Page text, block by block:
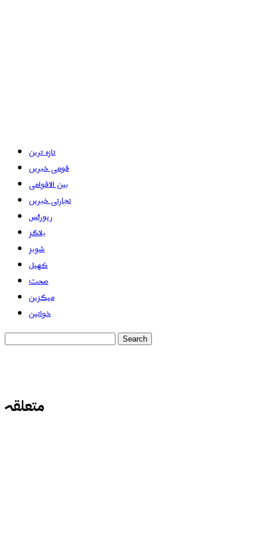
تازہ ترین
قومی خبریں
بین الاقوامی
تجارتی خبریں
رپورٹس
بلاگز
شوبز
کھیل
صحت
میگزین
خواتین
متعلقہ